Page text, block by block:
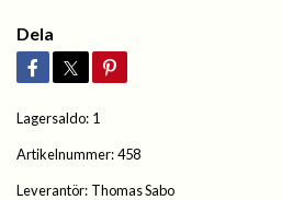
Dela
Lagersaldo: 1
Artikelnummer:458
Leverantör: Thomas Sabo